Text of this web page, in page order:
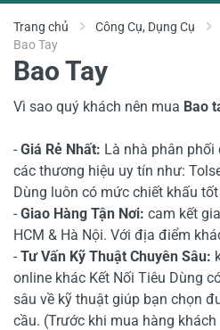
Trang chủ Công Cụ, Dụng Cụ
Bao Tay
Bao Tay
Vì sao quý khách nên mua Bao
- Giá Rẻ Nhất: Là nhà phân
các thương hiệu uy tín như:
Dùng luôn có mức chiết khấu
- Giao Hàng Tận Nơi: cam kết
HCM & Hà Nội. Với địa điểm
- Tư Vấn Kỹ Thuật Chuyên Sâu:
online khác Kết Nối Tiêu Dùng
sâu về kỹ thuật giúp bạn chọn
cầu. (Trước khi mua hàng